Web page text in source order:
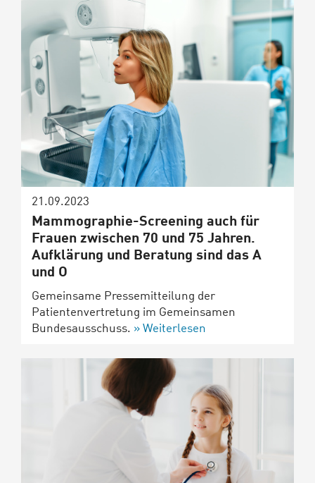
21.09.2023
Mammographie-Screening auch für
Frauen zwischen 70 und 75 Jahren.
Aufklärung und Beratung sind das A
und O
Gemeinsame Pressemitteilung der
Patientenvertretung im Gemeinsamen
Bundesausschuss.
Weiterlesen